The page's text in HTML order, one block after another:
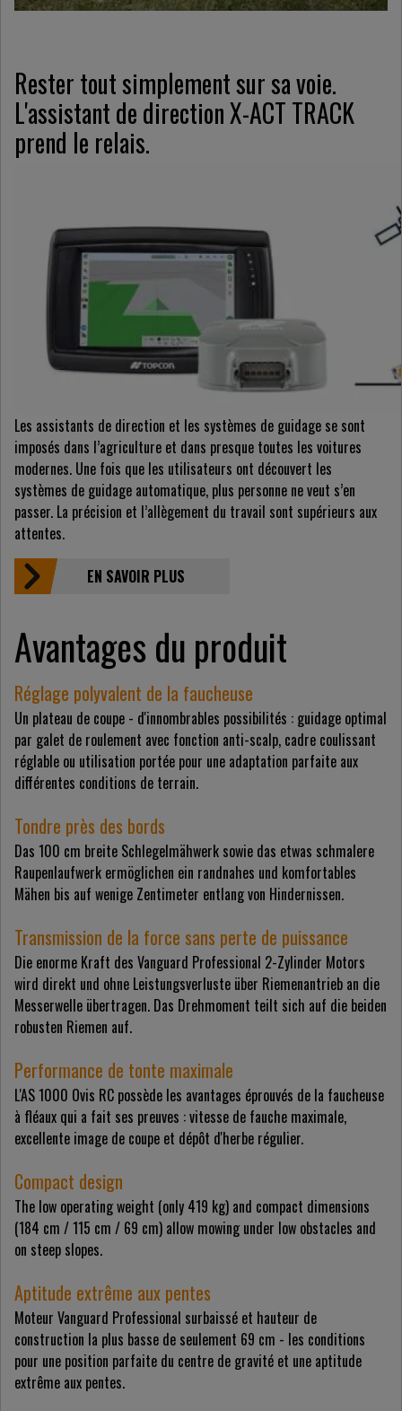
Rester tout simplement sur sa voie.
L'assistant de direction X-ACT TRACK
prend le relais.
Les assistants de direction et les systèmes de guidage se sont
imposés dans l’agriculture et dans presque toutes les voitures
modernes. Une fois que les utilisateurs ont découvert les
systèmes de guidage automatique, plus personne ne veut s’en
passer. La précision et l’allègement du travail sont supérieurs aux
attentes.
EN SAVOIR PLUS
Avantages du produit
Réglage polyvalent de la faucheuse
Un plateau de coupe - d'innombrables possibilités : guidage optimal
par galet de roulement avec fonction anti-scalp, cadre coulissant
réglable ou utilisation portée pour une adaptation parfaite aux
différentes conditions de terrain.
Tondre près des bords
Das 100 cm breite Schlegelmähwerk sowie das etwas schmalere
Raupenlaufwerk ermöglichen ein randnahes und komfortables
Mähen bis auf wenige Zentimeter entlang von Hindernissen.
Transmission de la force sans perte de puissance
Die enorme Kraft des Vanguard Professional 2-Zylinder Motors
wird direkt und ohne Leistungsverluste über Riemenantrieb an die
Messerwelle übertragen. Das Drehmoment teilt sich auf die beiden
robusten Riemen auf.
Performance de tonte maximale
L'AS 1000 Ovis RC possède les avantages éprouvés de la faucheuse
à fléaux qui a fait ses preuves : vitesse de fauche maximale,
excellente image de coupe et dépôt d'herbe régulier.
Compact design
The low operating weight (only 419 kg) and compact dimensions
(184 cm / 115 cm / 69 cm) allow mowing under low obstacles and
on steep slopes.
Aptitude extrême aux pentes
Moteur Vanguard Professional surbaissé et hauteur de
construction la plus basse de seulement 69 cm - les conditions
pour une position parfaite du centre de gravité et une aptitude
extrême aux pentes.